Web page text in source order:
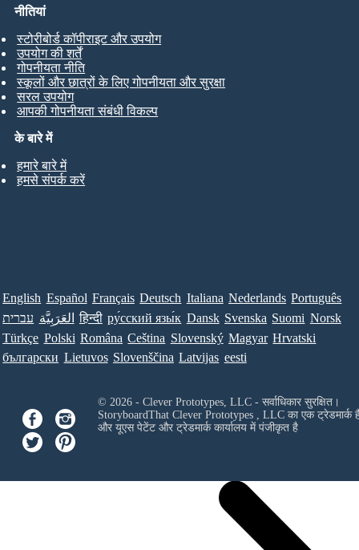
के बारे में
हमारे बारे में
हमसे संपर्क करें
नीतियां
स्टोरीबोर्ड कॉपीराइट और उपयोग
उपयोग की शर्तें
गोपनीयता नीति
स्कूलों और छात्रों के लिए गोपनीयता और सुरक्षा
सरल उपयोग
आपकी गोपनीयता संबंधी विकल्प
English Español Français Deutsch Italiana Nederlands Português
עברית العَرَبِيَّة हिन्दी ру́сский язы́к Dansk Svenska Suomi Norsk
Türkçe Polski Româna Ceština Slovenský Magyar Hrvatski
български Lietuvos Slovenščina Latvijas eesti
© 2026 - Clever Prototypes, LLC - सर्वाधिकार सुरक्षित।
StoryboardThat Clever Prototypes , LLCका एक ट्रेडमार्क
और यूएस पेटेंट और ट्रेडमार्क कार्यालय में पंजीकृत है